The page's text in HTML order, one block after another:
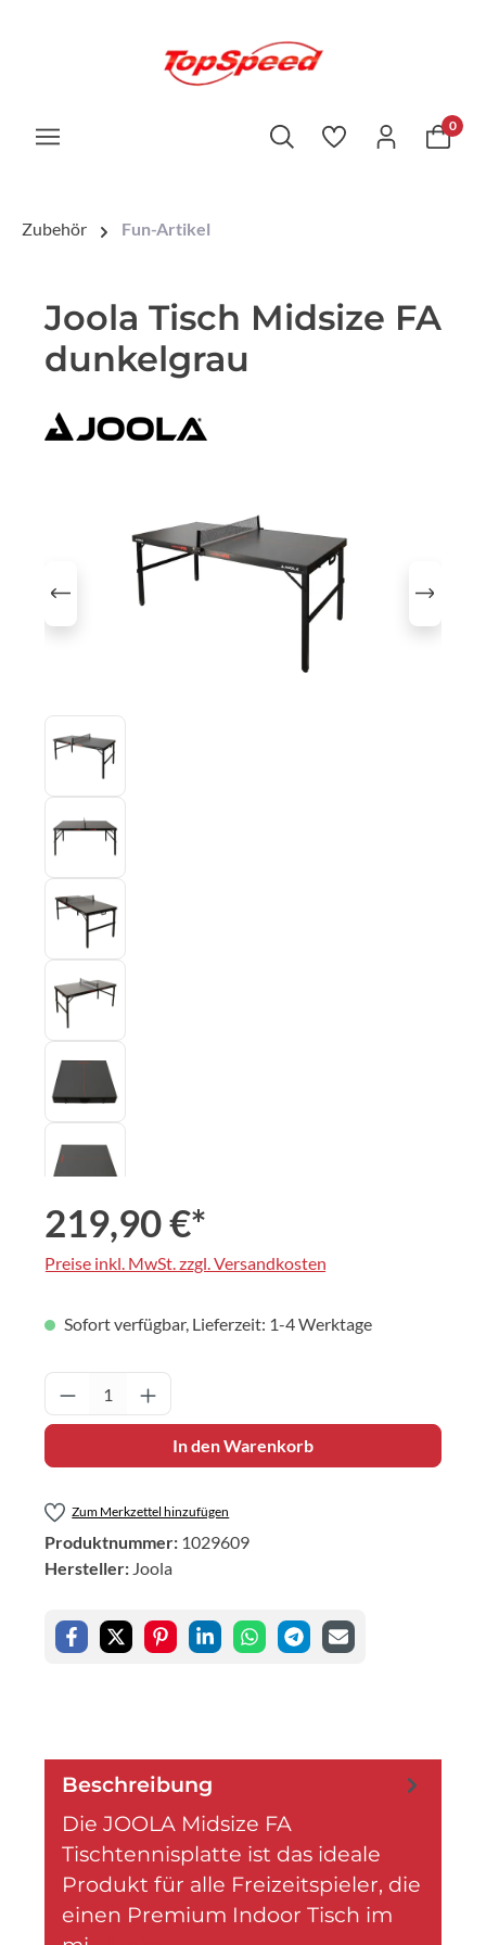
0
Zubehör Fun-Artikel
Joola Tisch Midsize FA
dunkelgrau
219,90 €*
Preise inkl. MwSt. zzgl. Versandkosten
Sofort verfügbar, Lieferzeit: 1-4 Werktage
Produkt Anzahl: Gib den gewünschten
In den Warenkorb
Zum Merkzettel hinzufügen
Produktnummer: 1029609
Hersteller: Joola
Beschreibung
Die JOOLA Midsize FA
Tischtennisplatte ist das ideale
Produkt für alle Freizeitspieler, die
einen Premium Indoor Tisch im